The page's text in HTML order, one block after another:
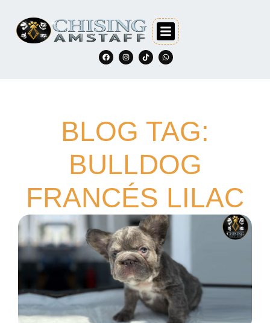
BLOG TAG:
BULLDOG
FRANCÉS LILAC